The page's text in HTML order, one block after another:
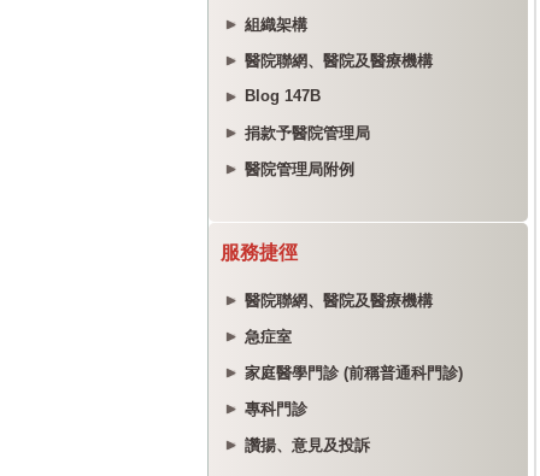
組織架構
醫院聯網、醫院及醫療機構
Blog 147B
捐款予醫院管理局
醫院管理局附例
服務捷徑
醫院聯網、醫院及醫療機構
急症室
家庭醫學門診 (前稱普通科門診)
專科門診
讚揚、意見及投訴